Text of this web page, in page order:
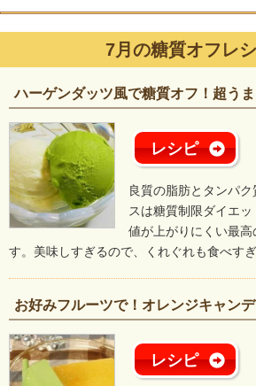
7月の糖質オフレシ
ハーゲンダッツ風で糖質オフ！超う
レシピ
良質の脂肪とタンパ
スは糖質制限ダイエ
値が上がりにくい最
す。美味しすぎるので、くれぐれも食べすぎ
お好みフルーツで！オレンジキャン
レシピ